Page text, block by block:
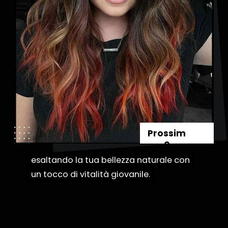
esaltando la tua bellezza naturale con
un tocco di vitalità giovanile.
esaltando la tua bellezza naturale con
un tocco di vitalità giovanile.
Prossim
o